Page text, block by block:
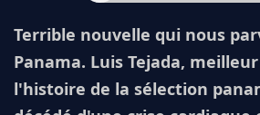
Terrible nouvelle qui nous
Panama. Luis Tejada,
l'histoire de la sélection